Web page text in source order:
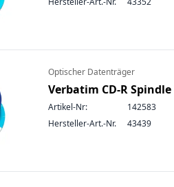
Optischer Datenträger
Verbatim CD-R
Artikel-Nr:
142583
Hersteller-Art.-Nr.
43439